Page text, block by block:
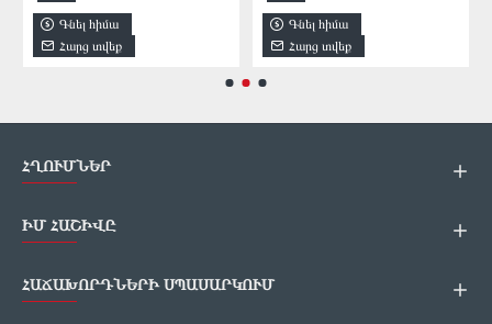
Գնել հիմա
Հարց տվեք
Գնել հիմա
Հարց տվեք
ՀՂՈՒՄՆԵՐ
ԻՄ ՀԱՇԻՎԸ
ՀԱՃԱԽՈՐԴՆԵՐԻ ՍՊԱՍԱՐԿՈՒՄ